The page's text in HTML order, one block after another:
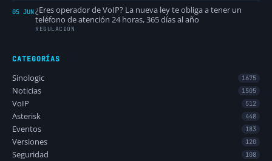
05 JUN¿Eres operador de VoIP? La nueva ley te obliga a tener un
teléfono de atención 24 horas, 365 días al año
REGULACIÓN
CATEGORÍAS
Sinologic 1675
Noticias 1505
VoIP 512
Asterisk 448
Eventos 183
Versiones 120
Seguridad 108